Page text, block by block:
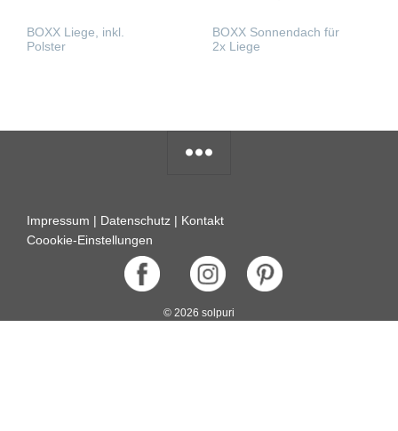
BOXX Liege, inkl.
Polster
BOXX Sonnendach für
2x Liege
Impressum | Datenschutz | Kontakt
Coookie-Einstellungen
© 2026 solpuri